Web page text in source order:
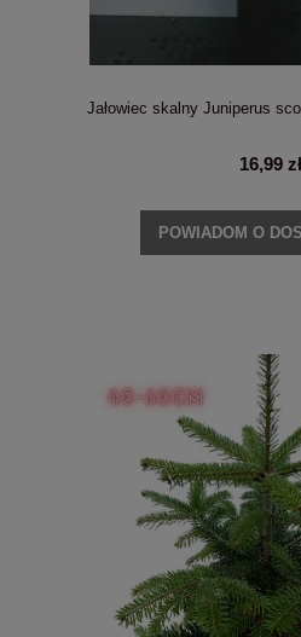
Jałowiec skalny Juniperus
16,99 zł
POWIADOM O